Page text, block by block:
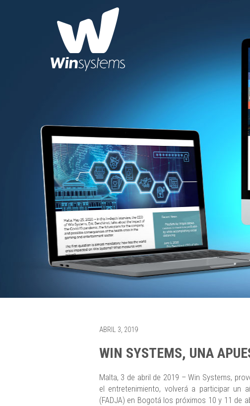
ABRIL 3, 2019
WIN SYSTEMS, UNA
Malta, 3 de abril de 2019 – Win Systems,
el entretenimiento, volverá a participar un
(FADJA) en Bogotá los próximos 10 y 11